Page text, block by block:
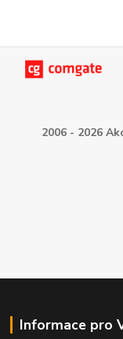
2006 - 2026
Informace pro